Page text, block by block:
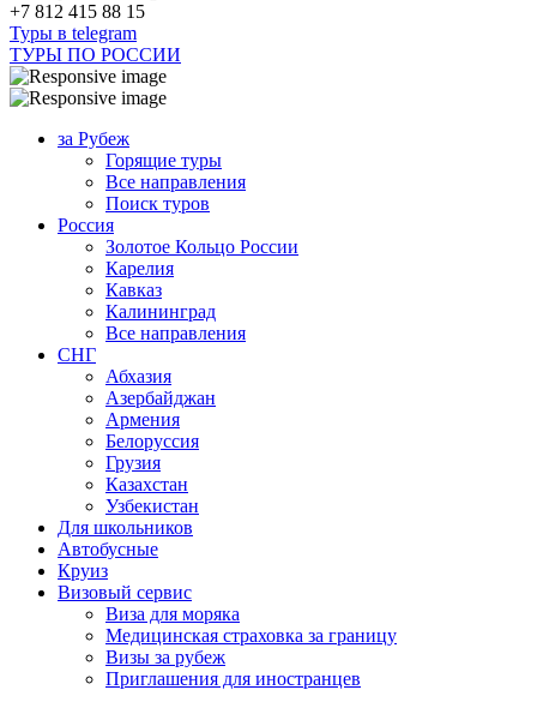
+7 812 415 88 15
Туры в telegram
ТУРЫ ПО РОССИИ
за Рубеж
Горящие туры
Все направления
Поиск туров
Россия
Золотое Кольцо России
Карелия
Кавказ
Калининград
Все направления
СНГ
Абхазия
Азербайджан
Армения
Белоруссия
Грузия
Казахстан
Узбекистан
Для школьников
Автобусные
Круиз
Визовый сервис
Виза для моряка
Медицинская страховка за границу
Визы за рубеж
Приглашения для иностранцев